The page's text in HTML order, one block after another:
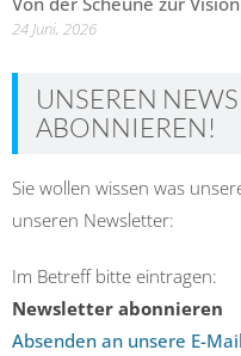
24 Juni, 2026
UNSEREN
ABONNIEREN!
Sie wollen wissen was
unseren Newsletter:
Im Betreff bitte eintragen:
Newsletter abonnieren
Absenden an unsere E-